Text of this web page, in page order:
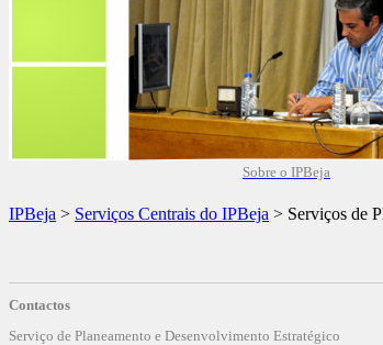
Sobre o IPBeja
IPBeja > Serviços Centrais do IPBeja > Serviços de
Contactos
Serviço de Planeamento e Desenvolvimento Estratégico